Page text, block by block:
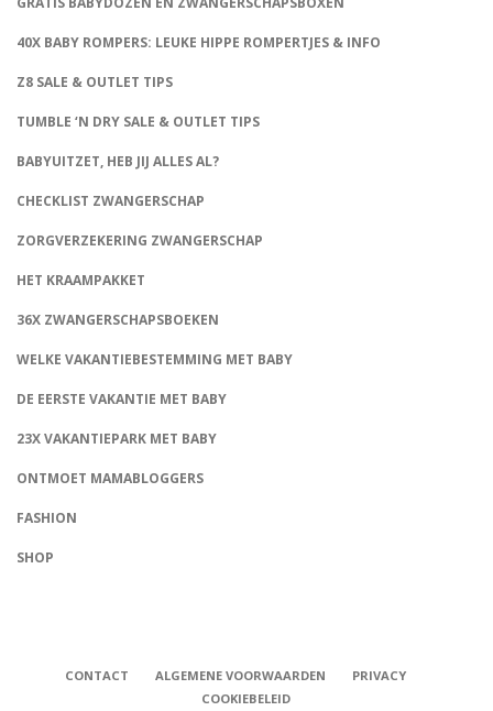
40X BABY ROMPERS: LEUKE HIPPE ROMPERTJES & INFO
Z8 SALE & OUTLET TIPS
TUMBLE ‘N DRY SALE & OUTLET TIPS
BABYUITZET, HEB JIJ ALLES AL?
CHECKLIST ZWANGERSCHAP
ZORGVERZEKERING ZWANGERSCHAP
HET KRAAMPAKKET
36X ZWANGERSCHAPSBOEKEN
WELKE VAKANTIEBESTEMMING MET BABY
DE EERSTE VAKANTIE MET BABY
23X VAKANTIEPARK MET BABY
ONTMOET MAMABLOGGERS
FASHION
SHOP
CONTACT ALGEMENE VOORWAARDEN
PRIVACY
COOKIEBELEID